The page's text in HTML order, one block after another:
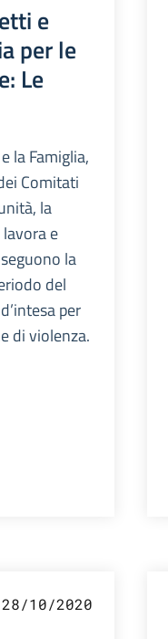
e
per le
Le
la Famiglia,
Comitati
la
e
la
del
per
di violenza.
28/10/2020